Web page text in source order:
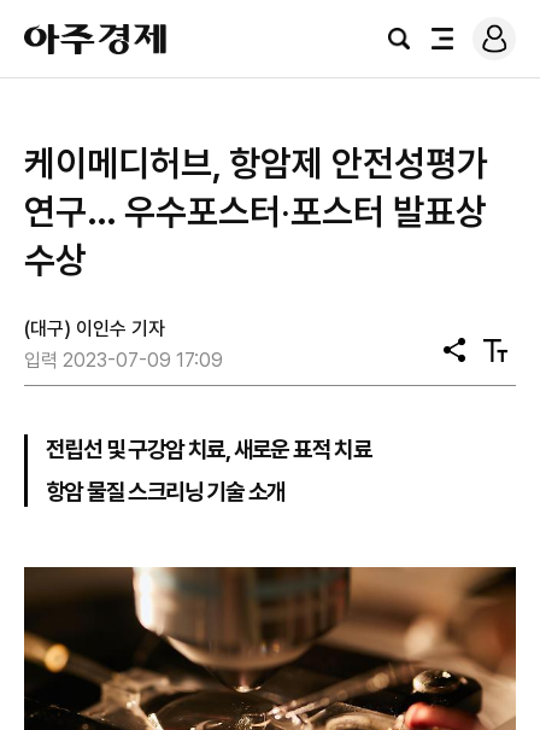
아
주
경
검
전
로
그
케이메디허브, 항암제 안전성평가
연구… 우수포스터‧포스터 발표상
수상
(대구) 이인수 기자
입력 2023-07-09 17:09
공
유
텍
스
전립선 및 구강암 치료, 새로운 표적 치료
항암 물질 스크리닝 기술 소개